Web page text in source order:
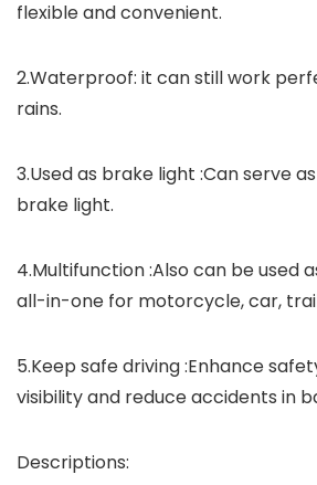
flexible and convenient.
2.Waterproof: it can still work
rains.
3.Used as brake light :Can serve
brake light.
4.Multifunction :Also can be used
all-in-one for motorcycle, car,
5.Keep safe driving :Enhance
visibility and reduce accidents in
Descriptions: